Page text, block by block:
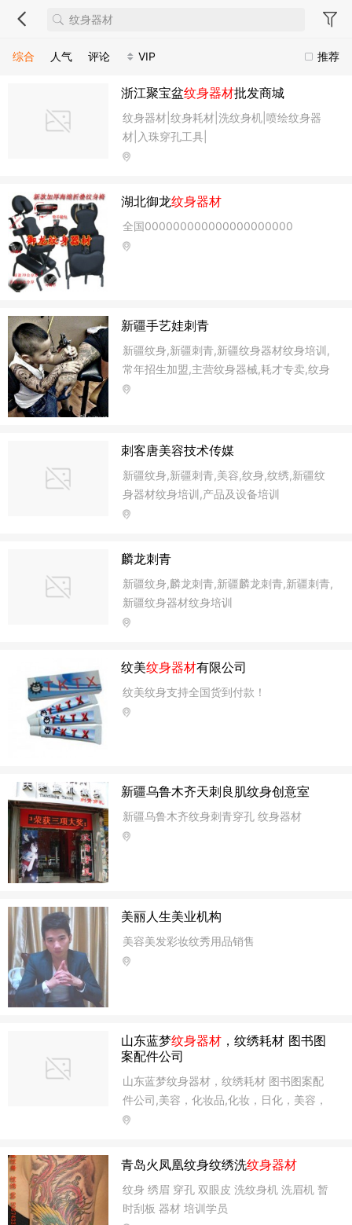
推荐
综合 人气 评论 VIP
浙江聚宝盆纹身器材批发商城
纹身器材|纹身耗材|洗纹身机|喷绘纹身器
材|入珠穿孔工具|
湖北御龙纹身器材
全国000000000000000000000
新疆手艺娃刺青
新疆纹身,新疆刺青,新疆纹身器材纹身培训,
常年招生加盟,主营纹身器械,耗才专卖,纹身
纹绣,激光无痛清洗失败纹身,激光洗眉,洗胎
刺客唐美容技术传媒
新疆纹身,新疆刺青,美容,纹身,纹绣,新疆纹
身器材纹身培训,产品及设备培训
麟龙刺青
新疆纹身,麟龙刺青,新疆麟龙刺青,新疆刺青,
新疆纹身器材纹身培训
纹美纹身器材有限公司
纹美纹身支持全国货到付款！
新疆乌鲁木齐天刺良肌纹身创意室
新疆乌鲁木齐纹身刺青穿孔 纹身器材
美丽人生美业机构
美容美发彩妆纹秀用品销售
山东蓝梦纹身器材 ，纹绣耗材 图书图
案配件公司
山东蓝梦纹身器材，纹绣耗材 图书图案配
件公司,美容，化妆品,化妆，日化，美容，
美容化妆，美容美发
青岛火凤凰纹身纹绣洗纹身器材
纹身 绣眉 穿孔 双眼皮 洗纹身机 洗眉机 暂
时刮板 器材 培训学员